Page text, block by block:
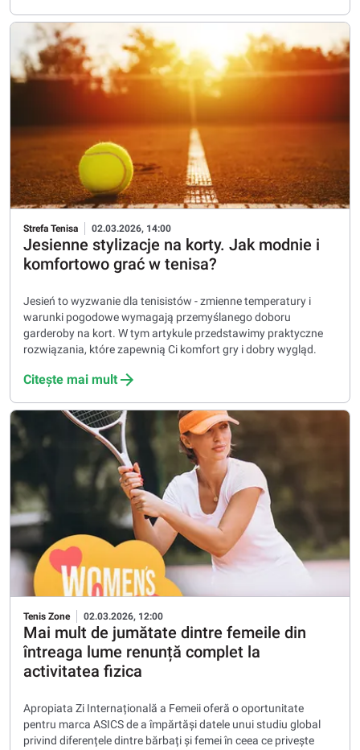
Strefa Tenisa 02.03.2026, 14:00
Jesienne stylizacje na korty. Jak modnie i
komfortowo grać w tenisa?
Jesień to wyzwanie dla tenisistów - zmienne temperatury i
warunki pogodowe wymagają przemyślanego doboru
garderoby na kort. W tym artykule przedstawimy praktyczne
rozwiązania, które zapewnią Ci komfort gry i dobry wygląd.
Citește mai mult
Tenis Zone 02.03.2026, 12:00
Mai mult de jumătate dintre femeile din
întreaga lume renunță complet la
activitatea fizica
Apropiata Zi Internațională a Femeii oferă o oportunitate
pentru marca ASICS de a împărtăși datele unui studiu global
privind diferențele dintre bărbați și femei în ceea ce privește